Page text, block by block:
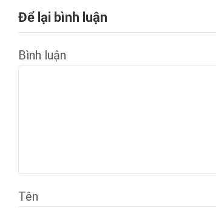
Để lại bình luận
Bình luận
Tên